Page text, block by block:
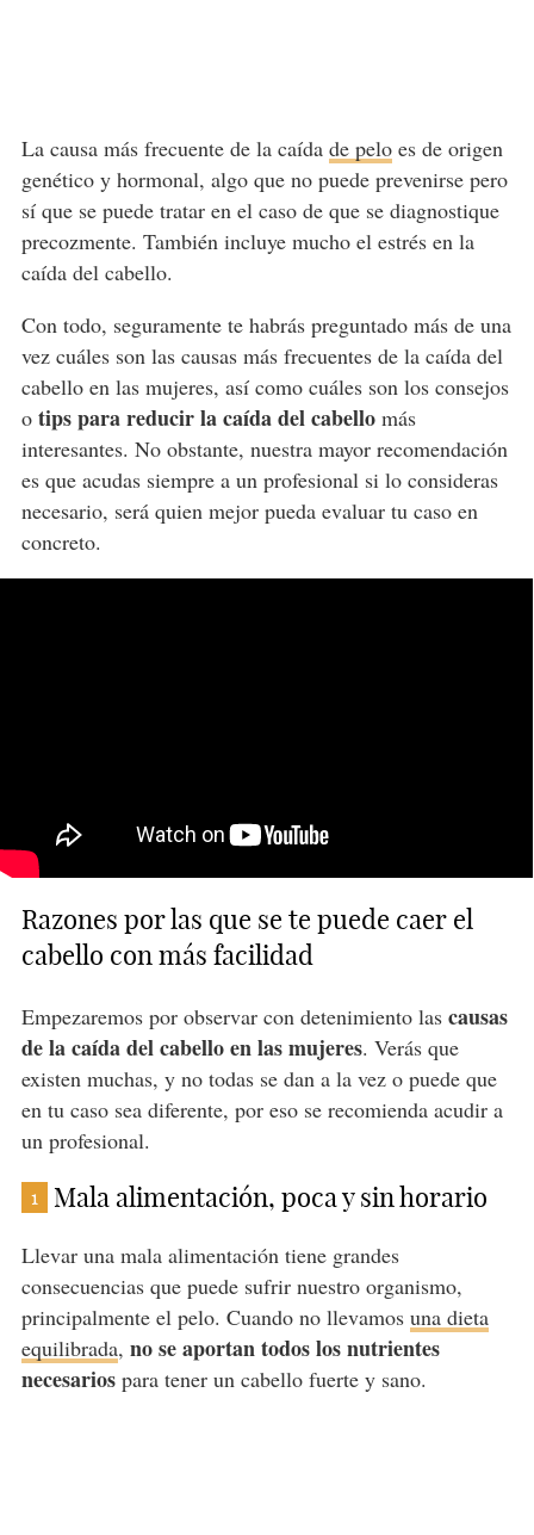
La causa más frecuente de la caída de peloes de origen
genético y hormonal, algo que no puede prevenirse pero
sí que se puede tratar en el caso de que se diagnostique
precozmente. También incluye mucho el estrés en la
caída del cabello.
Con todo, seguramente te habrás preguntado más de una
vez cuáles son las causas más frecuentes de la caída del
cabello en las mujeres, así como cuáles son los consejos
o tips para reducir la caída del cabellomás
interesantes. No obstante, nuestra mayor recomendación
es que acudas siempre a un profesional si lo consideras
necesario, será quien mejor pueda evaluar tu caso en
concreto.
Razones por las que se te puede caer el
cabello con más facilidad
Empezaremos por observar con detenimiento las causas
de la caída del cabello en las mujeres. Verás que
existen muchas, y no todas se dan a la vez o puede que
en tu caso sea diferente, por eso se recomienda acudir a
un profesional.
1 Mala alimentación, poca y sin horario
Llevar una mala alimentación tiene grandes
consecuencias que puede sufrir nuestro organismo,
principalmente el pelo. Cuando no llevamos una dieta
equilibrada, no se aportan todos los nutrientes
necesariospara tener un cabello fuerte y sano.